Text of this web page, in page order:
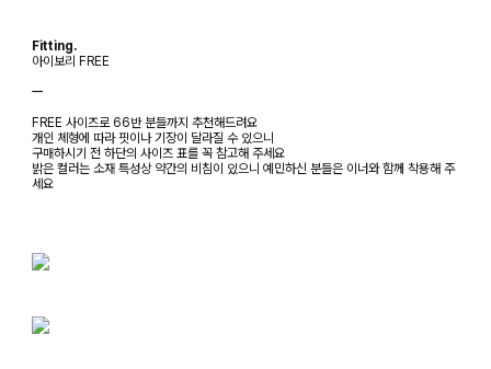
Fitting.
아이보리 FREE
ㅡ
FREE 사이즈로 66반 분들까지 추천해드려요
개인 체형에 따라 핏이나 기장이 달라질 수 있으니
구매하시기 전 하단의 사이즈 표를 꼭 참고해 주세요
밝은 컬러는 소재 특성상 약간의 비침이 있으니 예민하신 분들은 이너와 함께 착용해 주
세요